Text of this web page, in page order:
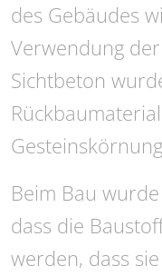
des Gebäudes
Verwendung
Sichtbeton
Beim Bau
dass die
werden, dass